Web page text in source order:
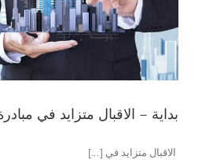
بداية – الاقبال متزايد في
الاقبال متزايد في [...]